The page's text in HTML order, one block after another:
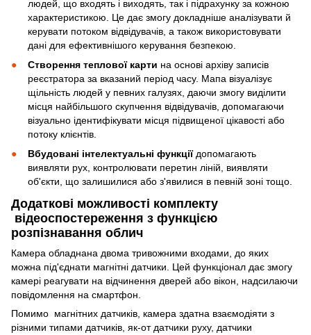
людей, що входять і виходять, так і підрахунку за кожною
характеристикою. Це дає змогу докладніше аналізувати й
керувати потоком відвідувачів, а також використовувати
дані для ефективнішого керування безпекою.
Створення теплової карти на основі архіву записів
реєстратора за вказаний період часу. Мапа візуалізує
щільність людей у певних галузях, даючи змогу виділити
місця найбільшого скупчення відвідувачів, допомагаючи
візуально ідентифікувати місця підвищеної цікавості або
потоку клієнтів.
Вбудовані інтелектуальні функціїдопомагають
виявляти рух, контролювати перетин ліній, виявляти
об'єкти, що залишилися або з'явилися в певній зоні тощо.
Додаткові можливості комплекту
відеоспостереження з функцією
розпізнавання облич
Камера обладнана двома тривожними входами, до яких
можна під'єднати магнітні датчики. Цей функціонал дає змогу
камері реагувати на відчинення дверей або вікон, надсилаючи
повідомлення на смартфон.
Помимо магнітних датчиків, камера здатна взаємодіяти з
різними типами датчиків, як-от датчики руху, датчики